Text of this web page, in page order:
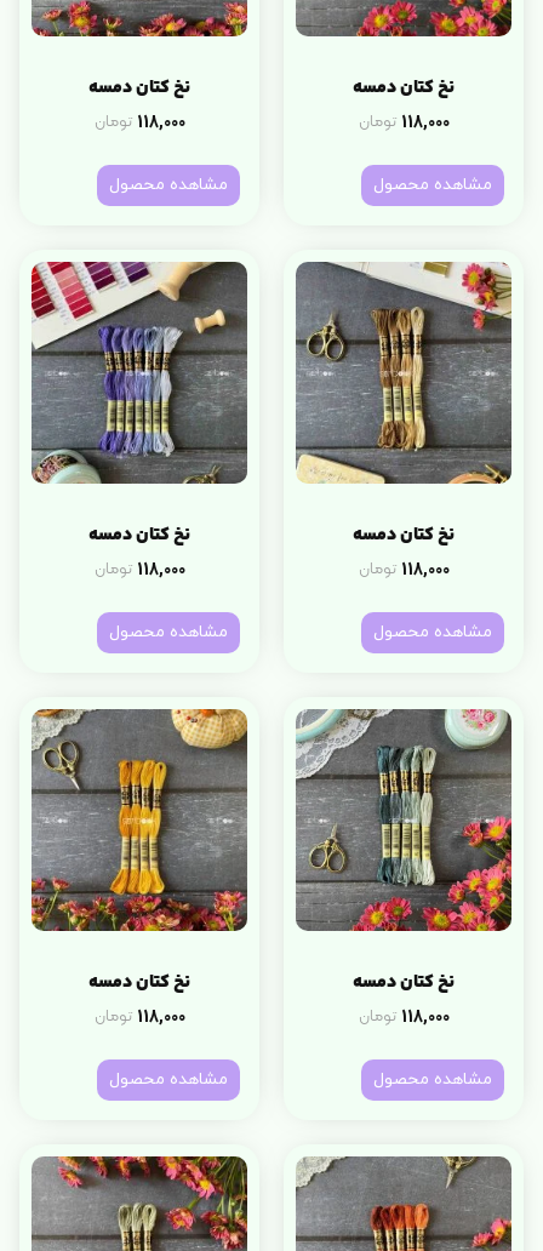
نخ کتان دمسه
118,000 تومان
مشاهده محصول
نخ کتان دمسه
118,000 تومان
مشاهده محصول
نخ کتان دمسه
118,000 تومان
مشاهده محصول
نخ کتان دمسه
118,000 تومان
مشاهده محصول
نخ کتان دمسه
118,000 تومان
مشاهده محصول
نخ کتان دمسه
118,000 تومان
مشاهده محصول